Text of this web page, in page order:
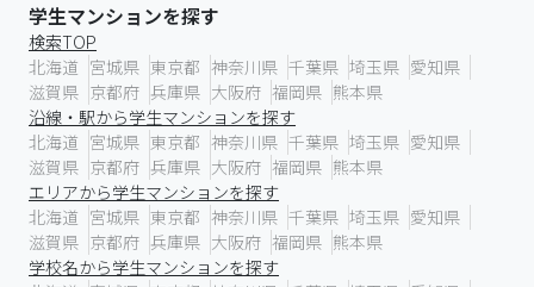
学生マンションを探す
検索TOP
北海道 宮城県 東京都 神奈川県 千葉県 埼玉県 愛知県
滋賀県 京都府 兵庫県 大阪府 福岡県 熊本県
沿線・駅から学生マンションを探す
北海道 宮城県 東京都 神奈川県 千葉県 埼玉県 愛知県
滋賀県 京都府 兵庫県 大阪府 福岡県 熊本県
エリアから学生マンションを探す
北海道 宮城県 東京都 神奈川県 千葉県 埼玉県 愛知県
滋賀県 京都府 兵庫県 大阪府 福岡県 熊本県
学校名から学生マンションを探す